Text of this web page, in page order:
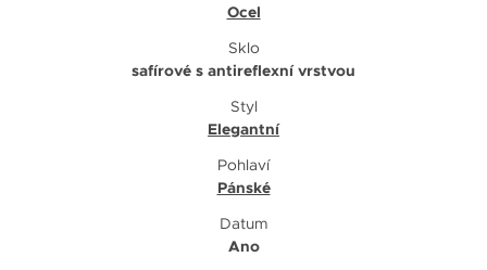
Ocel
Sklo
safírové s antireflexní vrstvou
Styl
Elegantní
Pohlaví
Pánské
Datum
Ano